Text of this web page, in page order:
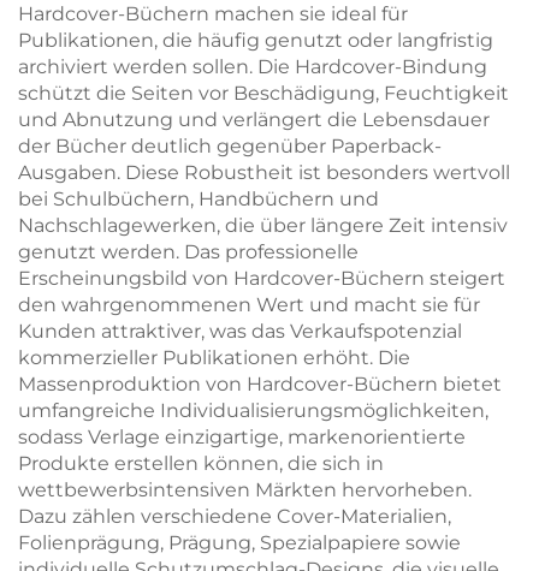
Hardcover-Büchern machen sie ideal für
Publikationen, die häufig genutzt oder langfristig
archiviert werden sollen. Die Hardcover-Bindung
schützt die Seiten vor Beschädigung, Feuchtigkeit
und Abnutzung und verlängert die Lebensdauer
der Bücher deutlich gegenüber Paperback-
Ausgaben. Diese Robustheit ist besonders wertvoll
bei Schulbüchern, Handbüchern und
Nachschlagewerken, die über längere Zeit intensiv
genutzt werden. Das professionelle
Erscheinungsbild von Hardcover-Büchern steigert
den wahrgenommenen Wert und macht sie für
Kunden attraktiver, was das Verkaufspotenzial
kommerzieller Publikationen erhöht. Die
Massenproduktion von Hardcover-Büchern bietet
umfangreiche Individualisierungsmöglichkeiten,
sodass Verlage einzigartige, markenorientierte
Produkte erstellen können, die sich in
wettbewerbsintensiven Märkten hervorheben.
Dazu zählen verschiedene Cover-Materialien,
Folienprägung, Prägung, Spezialpapiere sowie